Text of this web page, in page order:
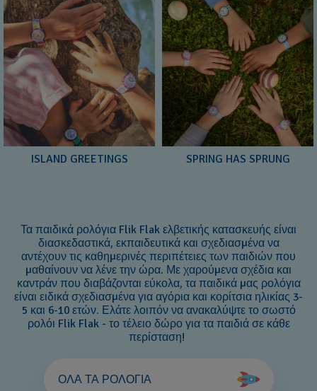
ISLAND GREETINGS SPRING HAS SPRUNG
Τα παιδικά ρολόγια Flik Flak ελβετικής κατασκευής είναι
διασκεδαστικά, εκπαιδευτικά και σχεδιασμένα να
αντέχουν τις καθημερινές περιπέτειες των παιδιών που
μαθαίνουν να λένε την ώρα. Με χαρούμενα σχέδια και
καντράν που διαβάζονται εύκολα, τα παιδικά μας ρολόγια
είναι ειδικά σχεδιασμένα για αγόρια και κορίτσια ηλικίας 3-
5 και 6-10 ετών. Ελάτε λοιπόν να ανακαλύψτε το σωστό
ρολόι Flik Flak - το τέλειο δώρο για τα παιδιά σε κάθε
περίσταση!
ΟΛΑ ΤΑ ΡΟΛΟΓΙΑ